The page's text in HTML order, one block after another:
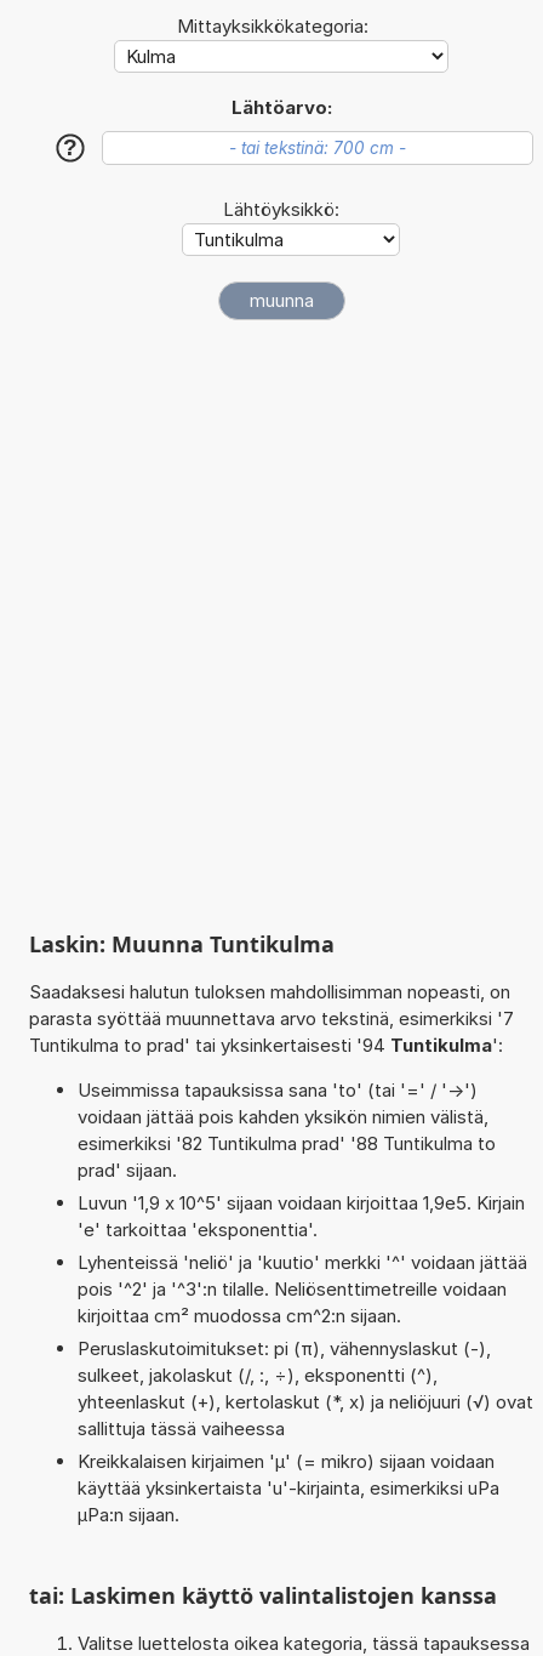
Mittayksikkökategoria:
Lähtöarvo:
?
Lähtöyksikkö:
Laskin: Muunna Tuntikulma
Saadaksesi halutun tuloksen mahdollisimman nopeasti, on
parasta syöttää muunnettava arvo tekstinä, esimerkiksi '7
Tuntikulma to prad' tai yksinkertaisesti '94 Tuntikulma':
Useimmissa tapauksissa sana 'to' (tai '=' / '->')
voidaan jättää pois kahden yksikön nimien välistä,
esimerkiksi '82 Tuntikulma prad' '88 Tuntikulma to
prad' sijaan.
Luvun '1,9 x 10^5' sijaan voidaan kirjoittaa 1,9e5. Kirjain
'e' tarkoittaa 'eksponenttia'.
Lyhenteissä 'neliö' ja 'kuutio' merkki '^' voidaan jättää
pois '^2' ja '^3':n tilalle. Neliösenttimetreille voidaan
kirjoittaa cm² muodossa cm^2:n sijaan.
Peruslaskutoimitukset: pi (π), vähennyslaskut (-),
sulkeet, jakolaskut (/, :, ÷), eksponentti (^),
yhteenlaskut (+), kertolaskut (*, x) ja neliöjuuri (√) ovat
sallittuja tässä vaiheessa
Kreikkalaisen kirjaimen 'µ' (= mikro) sijaan voidaan
käyttää yksinkertaista 'u'-kirjainta, esimerkiksi uPa
µPa:n sijaan.
tai: Laskimen käyttö valintalistojen kanssa
Valitse luettelosta oikea kategoria, tässä tapauksessa